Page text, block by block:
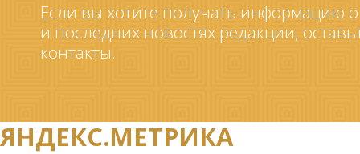
Если вы хотите получать информацию
и последних новостях редакции,
контакты.
ЯНДЕКС.МЕТРИКА